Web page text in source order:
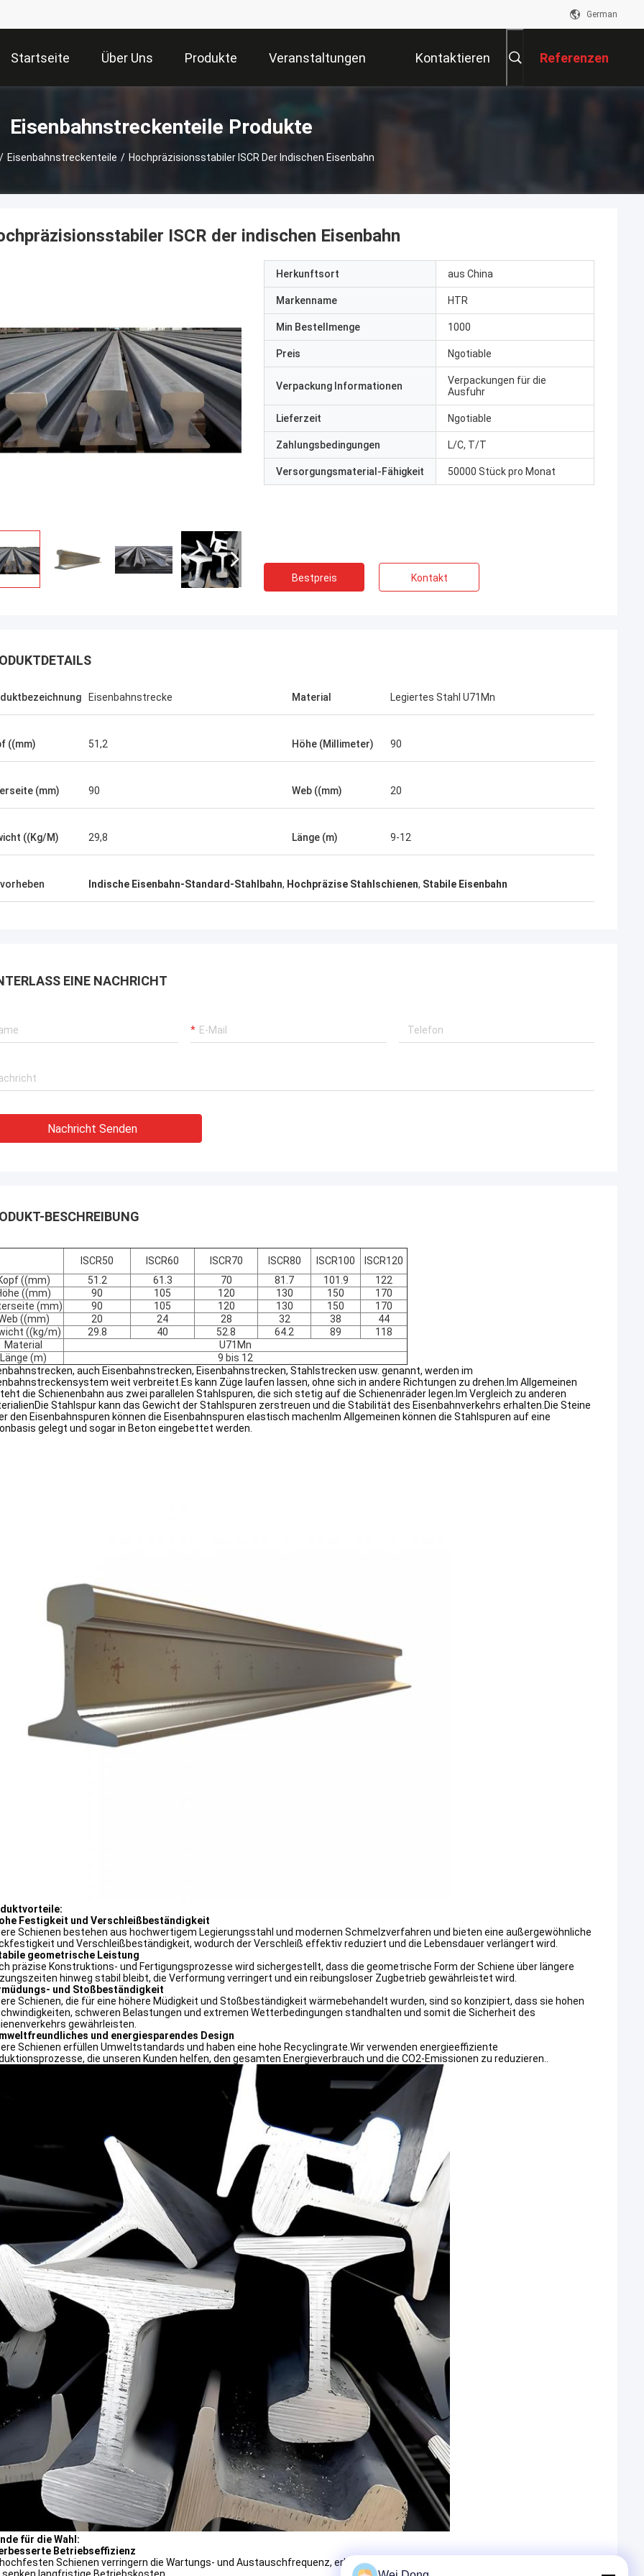
German
Startseite Über Uns Produkte Veranstaltungen Kontaktieren Referenzen
Eisenbahnstreckenteile Produkte
/ Eisenbahnstreckenteile / Hochpräzisionsstabiler ISCR Der Indischen Eisenbahn
Jonathas
den sie sind ziemlich
die alte zu ersetzen
schauend, um das thhem zu
ISCR der indischen Eisenbahn
Herkunftsort aus China
Markenname HTR
Min Bestellmenge 1000
Preis Ngotiable
Verpackung Informationen
Verpackungen für die
Ausfuhr
Lieferzeit Ngotiable
Zahlungsbedingungen L/C, T/T
Versorgungsmaterial-Fähigkeit 50000 Stück pro Monat
Bestpreis Kontakt
Eisenbahnstrecke Material Legiertes Stahl U71Mn
((mm) 51,2 Höhe (Millimeter) 90
(mm) 90 Web ((mm) 20
((Kg/M) 29,8 Länge (m) 9-12
Indische Eisenbahn-Standard-Stahlbahn, Hochpräzise Stahlschienen, Stabile Eisenbahn
EINE NACHRICHT
Nachricht Senden
BESCHREIBUNG
ISCR50 ISCR60 ISCR70 ISCR80 ISCR100
ISCR120
((mm)
51.2 61.3 70 81.7 101.9
122
((mm)
90 105 120 130 150
170
(mm)
90 105 120 130 150
170
((mm)
20 24 28 32 38
44
((kg/m)
29.8 40 52.8 64.2 89
118
Material
U71Mn
Länge (m)
9 bis 12
auch Eisenbahnstrecken, Eisenbahnstrecken, Stahlstrecken usw. genannt, werden im
weit verbreitet.Es kann Züge laufen lassen, ohne sich in andere Richtungen zu drehen.Im Allgemeinen
die Schienenbahn aus zwei parallelen Stahlspuren, die sich stetig auf die Schienenräder legen.Im Vergleich zu anderen
Stahlspur kann das Gewicht der Stahlspuren zerstreuen und die Stabilität des Eisenbahnverkehrs erhalten.Die Steine
den Eisenbahnspuren können die Eisenbahnspuren elastisch machenIm Allgemeinen können die Stahlspuren auf eine
gelegt und sogar in Beton eingebettet werden.
Festigkeit und Verschleißbeständigkeit
Schienen bestehen aus hochwertigem Legierungsstahl und modernen Schmelzverfahren und bieten eine außergewöhnliche
und Verschleißbeständigkeit, wodurch der Verschleiß effektiv reduziert und die Lebensdauer verlängert wird.
geometrische Leistung
präzise Konstruktions- und Fertigungsprozesse wird sichergestellt, dass die geometrische Form der Schiene über längere
hinweg stabil bleibt, die Verformung verringert und ein reibungsloser Zugbetrieb gewährleistet wird.
und Stoßbeständigkeit
Schienen, die für eine höhere Müdigkeit und Stoßbeständigkeit wärmebehandelt wurden, sind so konzipiert, dass sie hohen
schweren Belastungen und extremen Wetterbedingungen standhalten und somit die Sicherheit des
gewährleisten.
und energiesparendes Design
Schienen erfüllen Umweltstandards und haben eine hohe Recyclingrate.Wir verwenden energieeffiziente
die unseren Kunden helfen, den gesamten Energieverbrauch und die CO2-Emissionen zu reduzieren..
für die Wahl:
Betriebseffizienz
hochfesten Schienen verringern die Wartungs- und Austauschfrequenz, erhöhen die Betriebseffizienz des Eisenbahnsystems